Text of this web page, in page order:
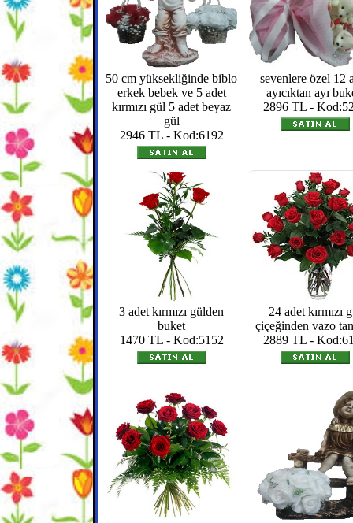
50 cm yüksekliğinde biblo
erkek bebek ve 5 adet
kırmızı gül 5 adet beyaz
gül
2946 TL - Kod:6192
sevenlere özel 12
ayıcıktan ayı
2896 TL -
3 adet kırmızı gülden
buket
1470 TL - Kod:5152
24 adet kırmızı
çiçeğinden vazo
2889 TL -